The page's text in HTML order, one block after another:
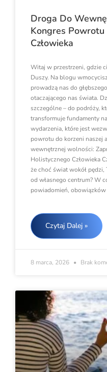
Droga Do
Kongres
Człowieka
Witaj w przestrzeni, gdzie
Duszy. Na blogu
prowadzą nas do
otaczającego nas świata.
szczególne – do podróży,
transformuje fundamenty
wydarzenia, które jest
powrotu do korzeni naszej
wewnętrznej wolności:
Holistycznego Człowieka
że choć świat wokół pędzi,
od własnego centrum? W
powiadomień,
Czytaj Dalej »
8 marca, 2026 Brak